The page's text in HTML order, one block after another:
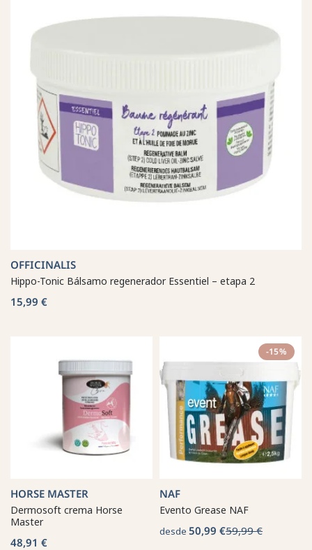
OFFICINALIS
Hippo-Tonic Bálsamo regenerador Essentiel – etapa 2
15,99 €
HORSE MASTER
Dermosoft crema Horse
Master
48,91 €
-15%
NAF
Evento Grease NAF
desde 50,99 €59,99 €